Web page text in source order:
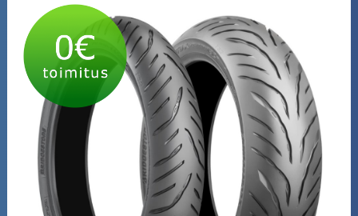
Moottoripyörän osat
Moottorikelkan osat
Mopoauton osat
Mönkijän osat
Puutarha ja metsä